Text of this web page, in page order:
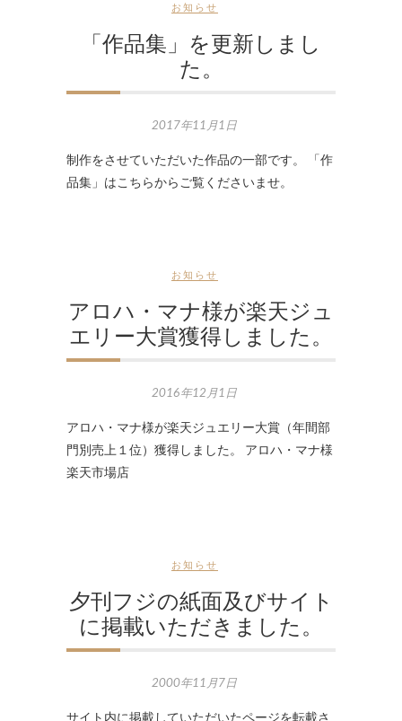
お知らせ
「作品集」を更新しまし
た。
2017年11月1日
制作をさせていただいた作品の一部です。 「作
品集」はこちらからご覧くださいませ。
お知らせ
アロハ・マナ様が楽天ジュ
エリー大賞獲得しました。
2016年12月1日
アロハ・マナ様が楽天ジュエリー大賞（年間部
門別売上１位）獲得しました。 アロハ・マナ様
楽天市場店
お知らせ
夕刊フジの紙面及びサイト
に掲載いただきました。
2000年11月7日
サイト内に掲載していただいたページを転載さ